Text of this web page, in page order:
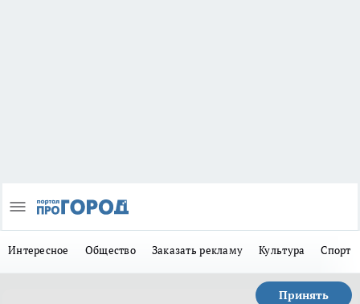
Интересное Общество Заказать рекламу Культура Спорт
Принять